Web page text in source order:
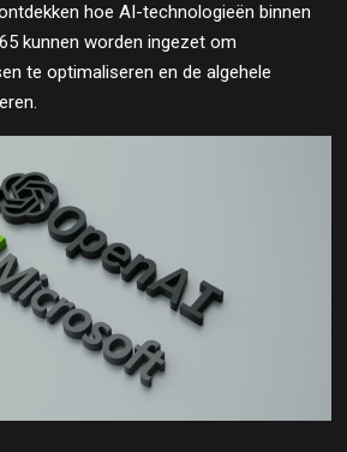
hoe AI-technologieën binnen
kunnen worden ingezet om
te optimaliseren en de algehele